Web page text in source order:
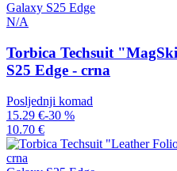
Galaxy S25 Edge
N/A
Torbica Techsuit
S25 Edge - crna
Posljednji komad
15.29 €-30 %
10.70 €